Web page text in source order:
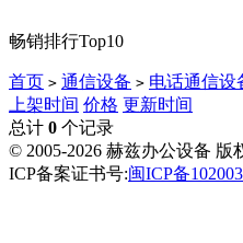
畅销排行Top10
首页 > 通信设备 > 电话通信设
上架时间 价格 更新时间
总计 0 个记录
© 2005-2026 赫兹办公设备
ICP备案证书号:闽ICP备